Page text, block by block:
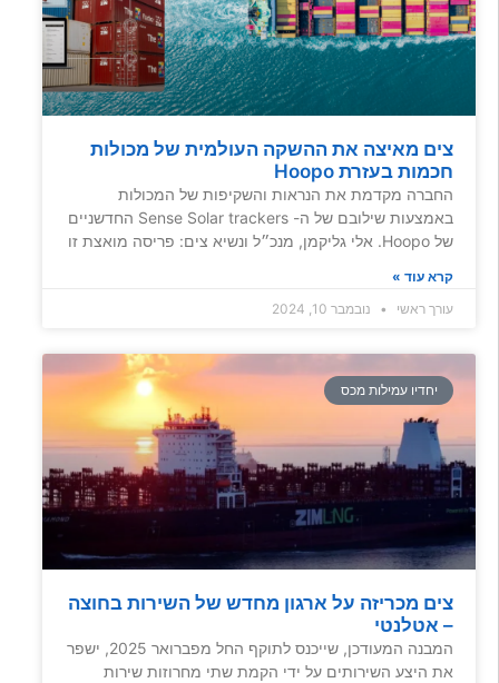
צים מאיצה את ההשקה העולמית של מכולות
חכמות בעזרת Hoopo
החברה מקדמת את הנראות והשקיפות של המכולות
באמצעות שילובם של ה- Sense Solar trackers החדשניים
של Hoopo. אלי גליקמן, מנכ״ל ונשיא צים: פריסה מואצת זו
קרא עוד »
עורך ראשי
נובמבר 10, 2024
יחדיו עמילות מכס
צים מכריזה על ארגון מחדש של השירות בחוצה
– אטלנטי
המבנה המעודכן, שייכנס לתוקף החל מפברואר 2025, ישפר
את היצע השירותים על ידי הקמת שתי מחרוזות שירות